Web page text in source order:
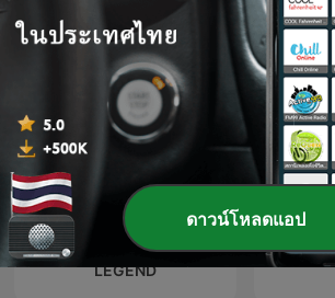
LEGEND
ดาวน์โหลดแอป